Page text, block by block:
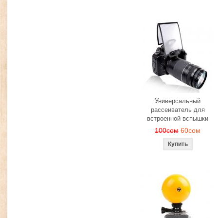
Универсальный
рассеиватель для
встроенной вспышки
100сом 60сом